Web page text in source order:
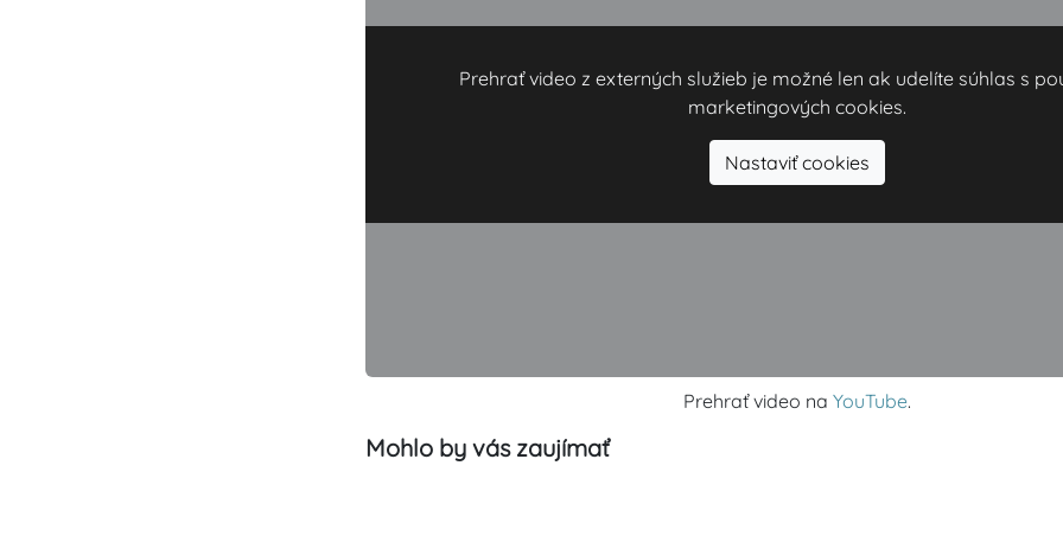
Prehrať video z externých služieb je možné len ak udelíte súhlas s
marketingových cookies.
Nastaviť cookies
Prehrať video na YouTube.
Mohlo by vás zaujímať